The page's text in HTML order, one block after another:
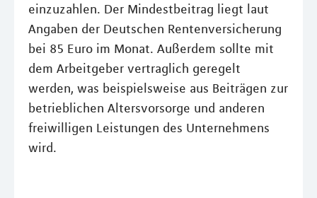
einzuzahlen. Der Mindestbeitrag liegt laut
Angaben der Deutschen Rentenversicherung
bei 85 Euro im Monat. Außerdem sollte mit
dem Arbeitgeber vertraglich geregelt
werden, was beispielsweise aus Beiträgen zur
betrieblichen Altersvorsorge und anderen
freiwilligen Leistungen des Unternehmens
wird.